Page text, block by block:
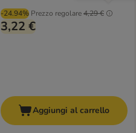
-24.94% Prezzo regolare4,29 €
3,22 €
Aggiungi al carrello